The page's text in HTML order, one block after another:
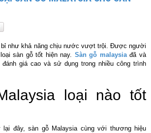
bỉ như khả năng chịu nước vượt trội. Được người
sàn gỗ tốt hiện nay. Sàn gỗ malaysiađã và
giá cao và sử dụng trong nhiều công trình
loại nào tốt
lại đây, sàn gỗ Malaysia cùng với thương hiệu